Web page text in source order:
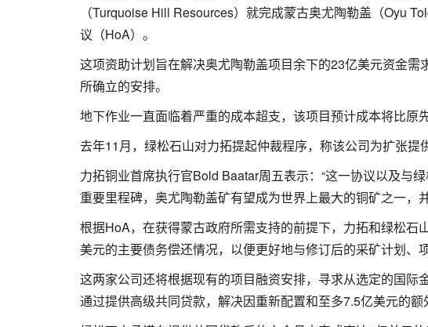
（Turquoise Hill Resources）就完成蒙古奥尤陶勒盖（Oyu
议（HoA）。
这项资助计划旨在解决奥尤陶勒盖项目余下的23亿美元资金
所确立的安排。
地下作业一直面临着严重的成本超支，该项目预计成本将比原
去年11月，绿松石山对力拓提起仲裁程序，称该公司为扩张提
力拓铜业首席执行官Bold Baatar周五表示：“这一协议以及与
重要里程碑，奥尤陶勒盖矿有望成为世界上最大的铜矿之一，
根据HoA，在获得蒙古政府所需支持的前提下，力拓和绿松
美元的主要债务偿还情况，以便更好地与修订后的采矿计划、
这两家公司还将根据现有的项目融资安排，寻求从选定的国
通过提供高级共同贷款，解决因重新配置和至多7.5亿美元的额